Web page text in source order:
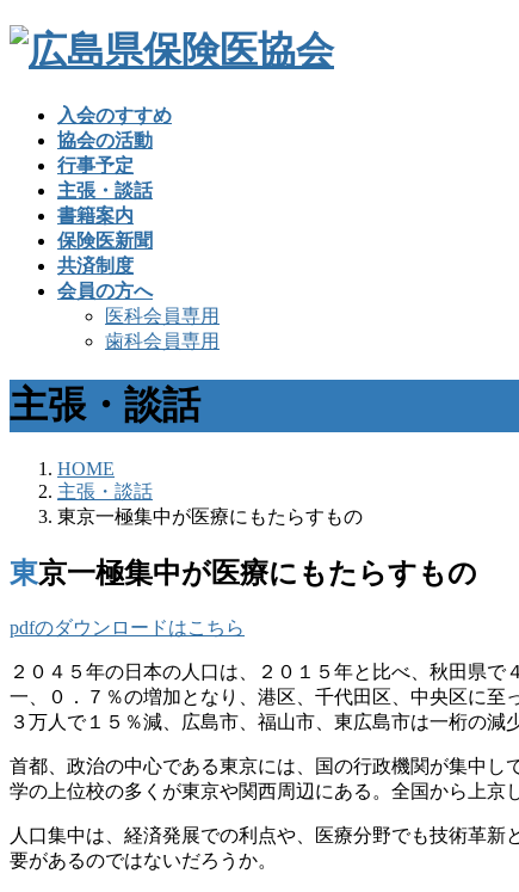
入会のすすめ
協会の活動
行事予定
主張・談話
書籍案内
保険医新聞
共済制度
会員の方へ
医科会員専用
歯科会員専用
主張・談話
HOME
主張・談話
東京一極集中が医療にもたらすもの
東京一極集中が医療にもたらすもの
pdfのダウンロードはこちら
２０４５年の日本の人口は、２０１５年と比べ、秋田県
一、０．７％の増加となり、港区、千代田区、中央区に
３万人で１５％減、広島市、福山市、東広島市は一桁の
首都、政治の中心である東京には、国の行政機関が集中
学の上位校の多くが東京や関西周辺にある。全国から上京
人口集中は、経済発展での利点や、医療分野でも技術革
要があるのではないだろうか。